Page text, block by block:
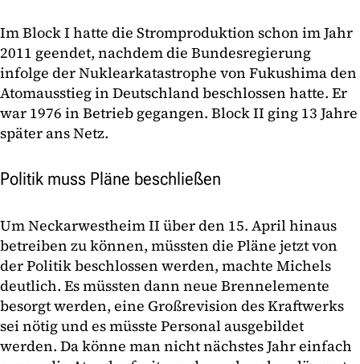
Im Block I hatte die Stromproduktion schon im Jahr
2011 geendet, nachdem die Bundesregierung
infolge der Nuklearkatastrophe von Fukushima den
Atomausstieg in Deutschland beschlossen hatte. Er
war 1976 in Betrieb gegangen. Block II ging 13 Jahre
später ans Netz.
Politik muss Pläne beschließen
Um Neckarwestheim II über den 15. April hinaus
betreiben zu können, müssten die Pläne jetzt von
der Politik beschlossen werden, machte Michels
deutlich. Es müssten dann neue Brennelemente
besorgt werden, eine Großrevision des Kraftwerks
sei nötig und es müsste Personal ausgebildet
werden. Da könne man nicht nächstes Jahr einfach